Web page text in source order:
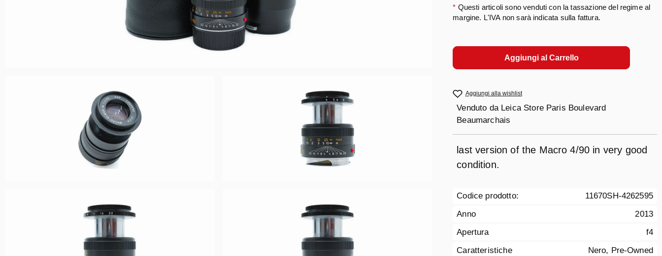
* Questi articoli sono venduti con la tassazione del regime al
margine. L'IVA non sarà indicata sulla fattura.
Aggiungi al Carrello
Aggiungi alla wishlist
Venduto da Leica Store Paris Boulevard
Beaumarchais
last version of the Macro 4/90 in very good
condition.
Codice prodotto:
11670SH-4262595
Anno
2013
Apertura
f4
Caratteristiche
Nero, Pre-Owned